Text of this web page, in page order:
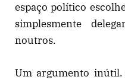
espaço político
simplesmente
noutros.
Um argumento